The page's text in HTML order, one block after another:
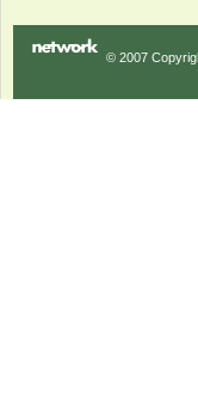
© 2007